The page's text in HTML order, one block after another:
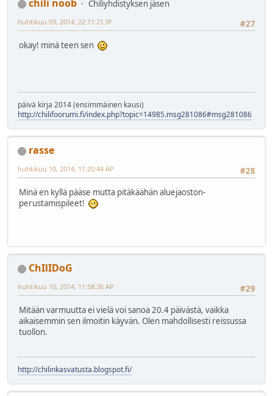
chili noob
Chiliyhdistyksen jäsen
#27
huhtikuu 09, 2014, 22:11:21 IP
okay! minä teen sen
päivä kirja 2014 (ensimmäinen kausi)
http://chilifoorumi.fi/index.php?topic=14985.msg281086#msg281086
rasse
#28
huhtikuu 10, 2014, 11:20:44 AP
Minä en kyllä pääse mutta pitäkäähän aluejaoston-
perustamispileet!
ChIlIDoG
#29
huhtikuu 10, 2014, 11:58:36 AP
Mitään varmuutta ei vielä voi sanoa 20.4 päivästä, vaikka
aikaisemmin sen ilmoitin käyvän. Olen mahdollisesti reissussa
tuollon.
http://chilinkasvatusta.blogspot.fi/